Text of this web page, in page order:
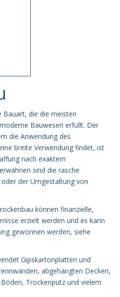
Bauart, die die meisten
Bauwesen erfüllt. Der
die Anwendung des
breite Verwendung findet, ist
nach exaktem
sind die rasche
der Umgestaltung von
können finanzielle,
erzielt werden und es kann
gewonnen werden, siehe
Gipskartonplatten und
abgehängten Decken,
Trockenputz und vielem